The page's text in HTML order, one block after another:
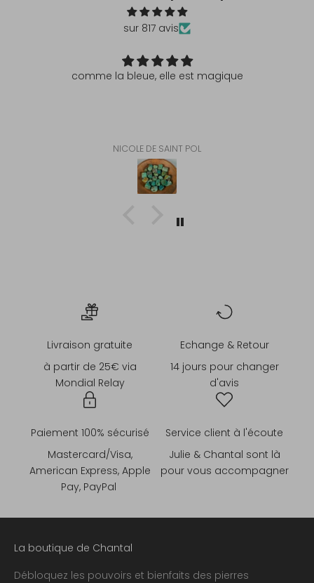
sur 817 avis
comme la bleue, elle est magique
NICOLE DE SAINT POL
Livraison gratuite
à partir de 25€ via
Mondial Relay
Echange & Retour
14 jours pour changer
d'avis
Paiement 100% sécurisé
Mastercard/Visa,
American Express, Apple
Pay, PayPal
Service client à l'écoute
Julie & Chantal sont là
pour vous accompagner
La boutique de Chantal
Débloquez les pouvoirs et bienfaits des pierres